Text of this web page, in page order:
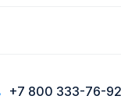
+7 800 333-76-92